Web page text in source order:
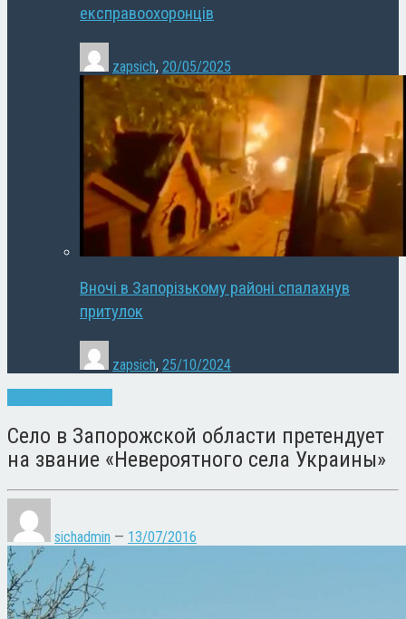
експравоохоронців
zapsich, 20/05/2025
Вночі в Запорізькому районі спалахнув
притулок
zapsich, 25/10/2024
Село в Запорожской области претендует
на звание «Невероятного села Украины»
sichadmin — 13/07/2016